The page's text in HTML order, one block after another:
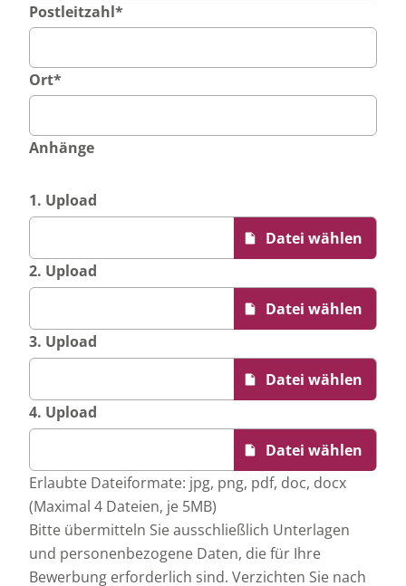
Postleitzahl*
Ort*
Anhänge
1. Upload
2. Upload
3. Upload
4. Upload
Erlaubte Dateiformate: jpg, png, pdf, doc, docx
(Maximal 4 Dateien, je 5MB)
Bitte übermitteln Sie ausschließlich Unterlagen
und personenbezogene Daten, die für Ihre
Bewerbung erforderlich sind. Verzichten Sie nach